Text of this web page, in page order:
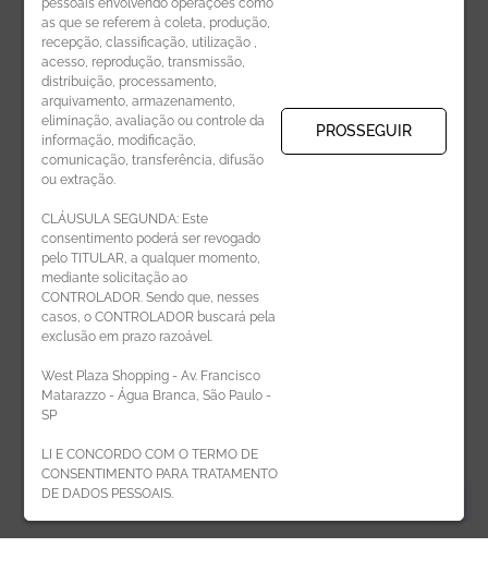
pessoais envolvendo operações como
as que se referem à coleta, produção,
recepção, classificação, utilização ,
acesso, reprodução, transmissão,
distribuição, processamento,
arquivamento, armazenamento,
eliminação, avaliação ou controle da
informação, modificação,
comunicação, transferência, difusão
ou extração.
CLÁUSULA SEGUNDA: Este
consentimento poderá ser revogado
pelo TITULAR, a qualquer momento,
mediante solicitação ao
CONTROLADOR. Sendo que, nesses
casos, o CONTROLADOR buscará pela
exclusão em prazo razoável.
West Plaza Shopping - Av. Francisco
Matarazzo - Água Branca, São Paulo -
SP
LI E CONCORDO COM O TERMO DE
CONSENTIMENTO PARA TRATAMENTO
DE DADOS PESSOAIS.
PROSSEGUIR
CADASTRE-SE
Receba novidades por e-mail:
CADASTRAR